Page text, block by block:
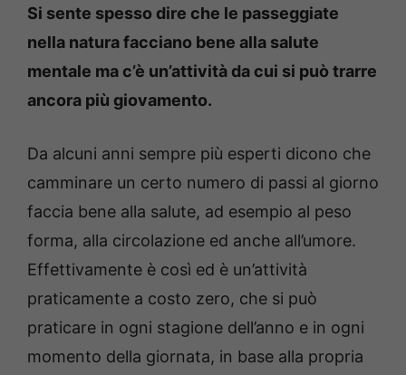
Si sente spesso dire che le passeggiate
nella natura facciano bene alla salute
mentale ma c’è un’attività da cui si può trarre
ancora più giovamento.
Da alcuni anni sempre più esperti dicono che
camminare un certo numero di passi al giorno
faccia bene alla salute, ad esempio al peso
forma, alla circolazione ed anche all’umore.
Effettivamente è così ed è un’attività
praticamente a costo zero, che si può
praticare in ogni stagione dell’anno e in ogni
momento della giornata, in base alla propria